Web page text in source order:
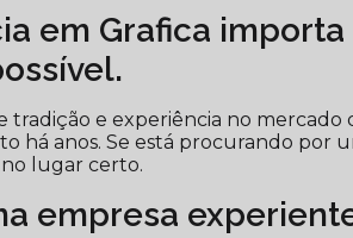
em Grafica
tradição e experiência no mercado
há anos. Se está procurando por
lugar certo.
empresa